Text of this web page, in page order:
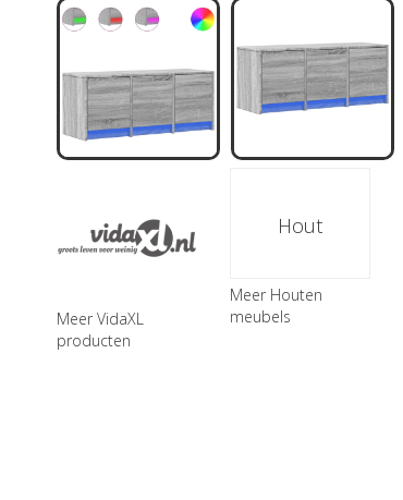
Meer VidaXL
producten
Hout
Meer Houten
meubels